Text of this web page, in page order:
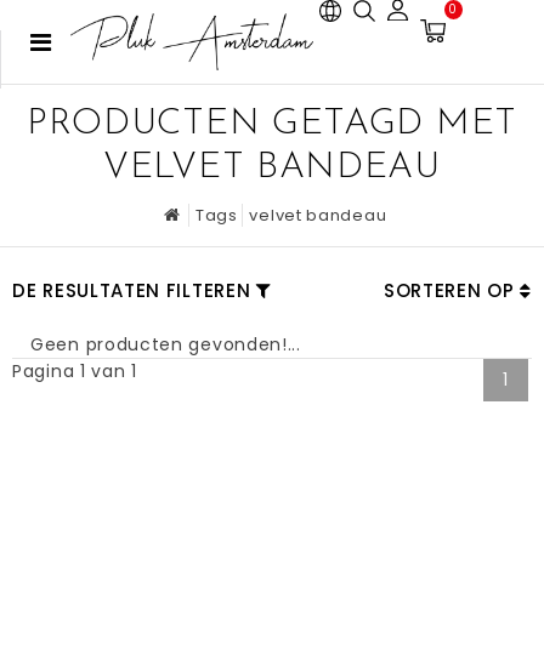
0
PRODUCTEN GETAGD MET
VELVET BANDEAU
Tags velvet bandeau
DE RESULTATEN FILTEREN SORTEREN OP
Geen producten gevonden!...
Pagina 1 van 1
1